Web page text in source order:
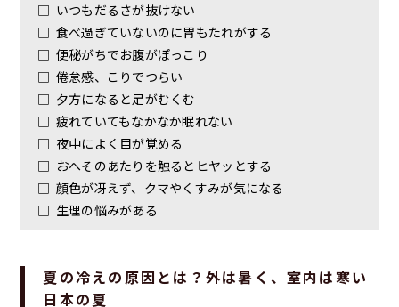
□ いつもだるさが抜けない
□ 食べ過ぎていないのに胃もたれがする
□ 便秘がちでお腹がぽっこり
□ 倦怠感、こりでつらい
□ 夕方になると足がむくむ
□ 疲れていてもなかなか眠れない
□ 夜中によく目が覚める
□ おへそのあたりを触るとヒヤッとする
□ 顔色が冴えず、クマやくすみが気になる
□ 生理の悩みがある
夏の冷えの原因とは？外は暑く、室内は寒い
日本の夏